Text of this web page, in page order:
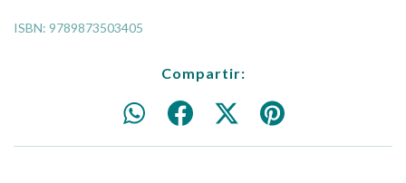
ISBN: 9789873503405
Compartir: